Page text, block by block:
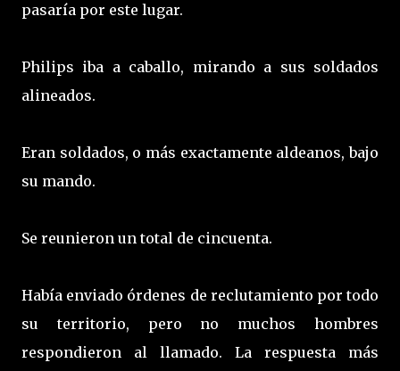
pasaría por este lugar.
Philips iba a caballo, mirando a sus soldados
alineados.
Eran soldados, o más exactamente aldeanos, bajo
su mando.
Se reunieron un total de cincuenta.
Había enviado órdenes de reclutamiento por todo
su territorio, pero no muchos hombres
respondieron al llamado. La respuesta más